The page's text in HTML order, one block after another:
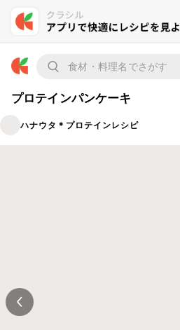
プロテインパンケーキ
ハナウタ＊プロテインレシピ